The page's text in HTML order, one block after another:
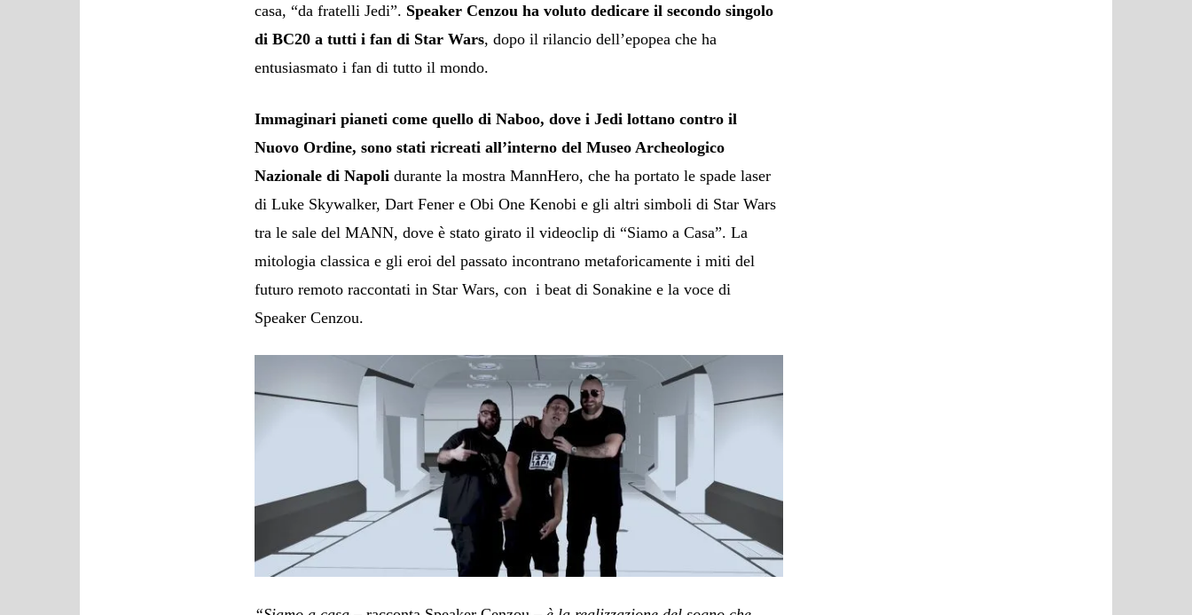
casa, “da fratelli Jedi”. Speaker Cenzou ha voluto dedicare il secondo singolo
di BC20 a tutti i fan di Star Wars, dopo il rilancio dell’epopea che ha
entusiasmato i fan di tutto il mondo.
Immaginari pianeti come quello di Naboo, dove i Jedi lottano contro il
Nuovo Ordine, sono stati ricreati all’interno del Museo Archeologico
Nazionale di Napolidurante la mostra MannHero, che ha portato le spade laser
di Luke Skywalker, Dart Fener e Obi One Kenobi e gli altri simboli di Star Wars
tra le sale del MANN, dove è stato girato il videoclip di “Siamo a Casa”. La
mitologia classica e gli eroi del passato incontrano metaforicamente i miti del
futuro remoto raccontati in Star Wars, con i beat di Sonakine e la voce di
Speaker Cenzou.